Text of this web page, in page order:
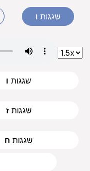
שגגות ו
Download audio - שגגות ו
Download audio - שגגותז
Download audio - שגגות ח